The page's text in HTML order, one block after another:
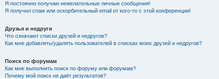
Я постоянно получаю нежелательные личные сообщения!
Я получил спам или оскорбительный email от кого-то с этой конференции!
Друзья и недруги
Что означают списки друзей и недругов?
Как мне добавлять/удалять пользователей в списках моих друзей и недругов?
Поиск по форумам
Как мне выполнить поиск по форуму или форумам?
Почему мой поиск не даёт результатов?